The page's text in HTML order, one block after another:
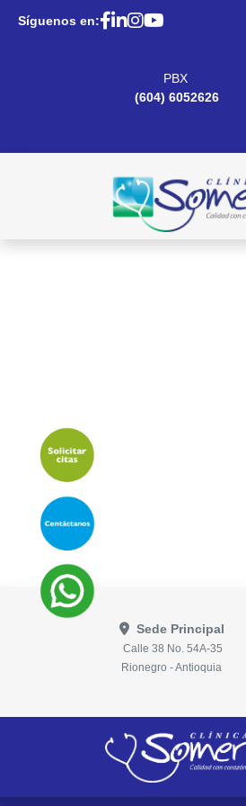
Síguenos en:
PBX
(604) 6052626
Sede Principal
Calle 38 No. 54A-35
Rionegro - Antioquia